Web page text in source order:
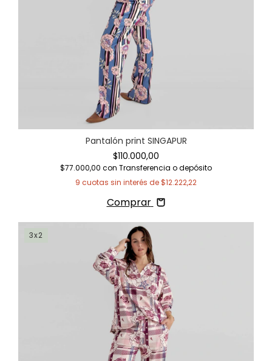
Pantalón print SINGAPUR
$110.000,00
$77.000,00 con Transferencia o depósito
9 cuotas sin interés de$12.222,22
Comprar
3x2